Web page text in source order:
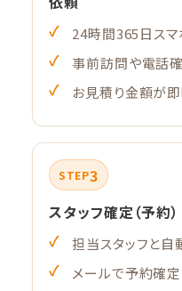
24時間365日スマ
事前訪問や電話
お見積り金額が
STEP3
スタッフ確定（予約）
担当スタッフと自
メールで予約確